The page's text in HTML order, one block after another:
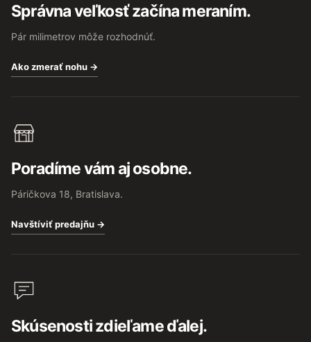
Správna veľkosť začína meraním.
Pár milimetrov môže rozhodnúť.
Ako zmerať nohu →
Poradíme vám aj osobne.
Páričkova 18, Bratislava.
Navštíviť predajňu →
Skúsenosti zdieľame ďalej.